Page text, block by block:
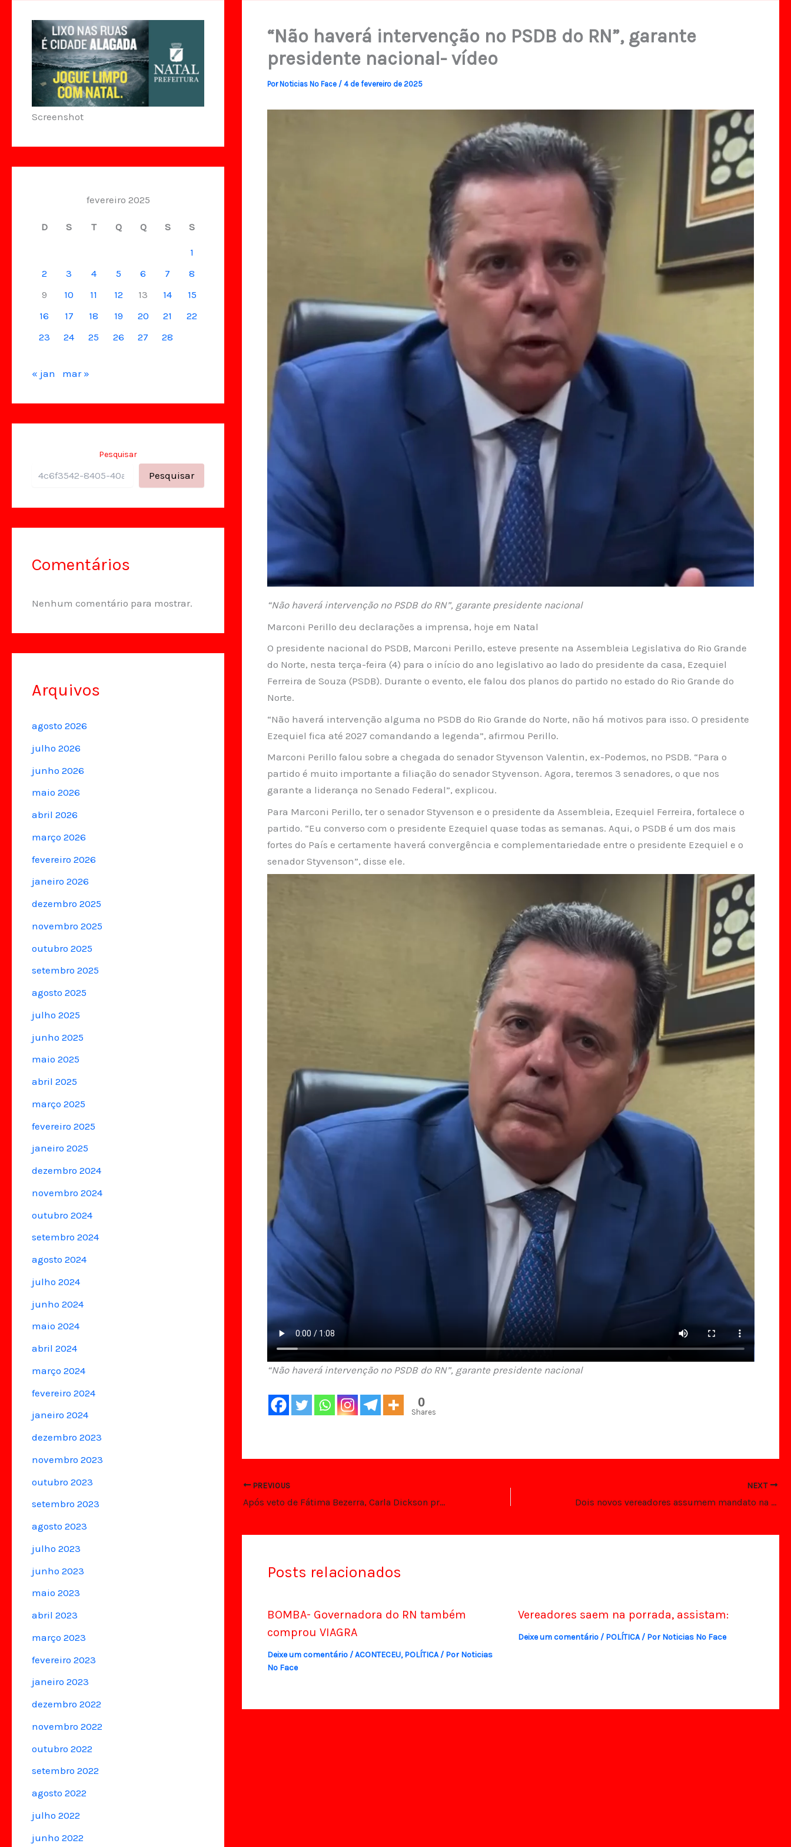
Screenshot
fevereiro 2025
D S T Q Q S S
1
2
3 4 5 6 7
8
9
10 11 12 13 14
15
16
17 18 19 20 21
22
23
24 25 26 27 28
« jan mar »
Pesquisar
Pesquisar
Comentários
Nenhum comentário para mostrar.
Arquivos
agosto 2026
julho 2026
junho 2026
maio 2026
abril 2026
março 2026
fevereiro 2026
janeiro 2026
dezembro 2025
novembro 2025
outubro 2025
setembro 2025
agosto 2025
julho 2025
junho 2025
maio 2025
abril 2025
março 2025
fevereiro 2025
janeiro 2025
dezembro 2024
novembro 2024
outubro 2024
setembro 2024
agosto 2024
julho 2024
junho 2024
maio 2024
abril 2024
março 2024
fevereiro 2024
janeiro 2024
dezembro 2023
novembro 2023
outubro 2023
setembro 2023
agosto 2023
julho 2023
junho 2023
maio 2023
abril 2023
março 2023
fevereiro 2023
janeiro 2023
dezembro 2022
novembro 2022
outubro 2022
setembro 2022
agosto 2022
julho 2022
junho 2022
“Não haverá intervenção no PSDB do RN”, garante
presidente nacional- vídeo
PorNoticias No Face / 4 de fevereiro de 2025
“Não haverá intervenção no PSDB do RN”, garante presidente nacional
Marconi Perillo deu declarações a imprensa, hoje em Natal
O presidente nacional do PSDB, Marconi Perillo, esteve presente na Assembleia Legislativa do Rio Grande
do Norte, nesta terça-feira (4) para o início do ano legislativo ao lado do presidente da casa, Ezequiel
Ferreira de Souza (PSDB). Durante o evento, ele falou dos planos do partido no estado do Rio Grande do
Norte.
“Não haverá intervenção alguma no PSDB do Rio Grande do Norte, não há motivos para isso. O presidente
Ezequiel fica até 2027 comandando a legenda”, afirmou Perillo.
Marconi Perillo falou sobre a chegada do senador Styvenson Valentin, ex-Podemos, no PSDB. “Para o
partido é muito importante a filiação do senador Styvenson. Agora, teremos 3 senadores, o que nos
garante a liderança no Senado Federal”, explicou.
Para Marconi Perillo, ter o senador Styvenson e o presidente da Assembleia, Ezequiel Ferreira, fortalece o
partido. “Eu converso com o presidente Ezequiel quase todas as semanas. Aqui, o PSDB é um dos mais
fortes do País e certamente haverá convergência e complementariedade entre o presidente Ezequiel e o
senador Styvenson”, disse ele.
“Não haverá intervenção no PSDB do RN”, garante presidente nacional
0
Shares
PREVIOUS
Após veto de Fátima Bezerra, Carla Dickson propõe punição nacional para invasões de propriedades
NEXT
Dois novos vereadores assumem mandato na Câmara de Parnamirim
Posts relacionados
BOMBA- Governadora do RN também
comprou VIAGRA
Deixe um comentário /ACONTECEU,POLÍTICA/ Por Noticias
No Face
Vereadores saem na porrada, assistam:
Deixe um comentário / POLÍTICA/ Por Noticias No Face